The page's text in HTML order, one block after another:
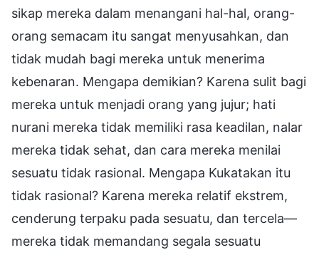
sikap mereka dalam menangani hal-hal, orang-
orang semacam itu sangat menyusahkan, dan
tidak mudah bagi mereka untuk menerima
kebenaran. Mengapa demikian? Karena sulit bagi
mereka untuk menjadi orang yang jujur; hati
nurani mereka tidak memiliki rasa keadilan, nalar
mereka tidak sehat, dan cara mereka menilai
sesuatu tidak rasional. Mengapa Kukatakan itu
tidak rasional? Karena mereka relatif ekstrem,
cenderung terpaku pada sesuatu, dan tercela—
mereka tidak memandang segala sesuatu